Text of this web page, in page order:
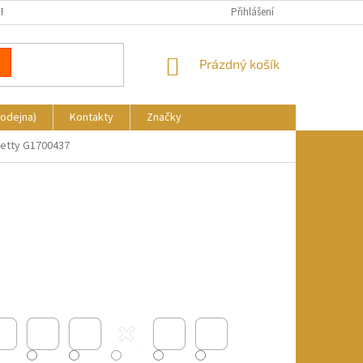
REKLAMACE KDE NÁS NAJDETE
Přihlášení
NÁKUPNÍ
Prázdný košík
Kontakty
Značky
G1700437